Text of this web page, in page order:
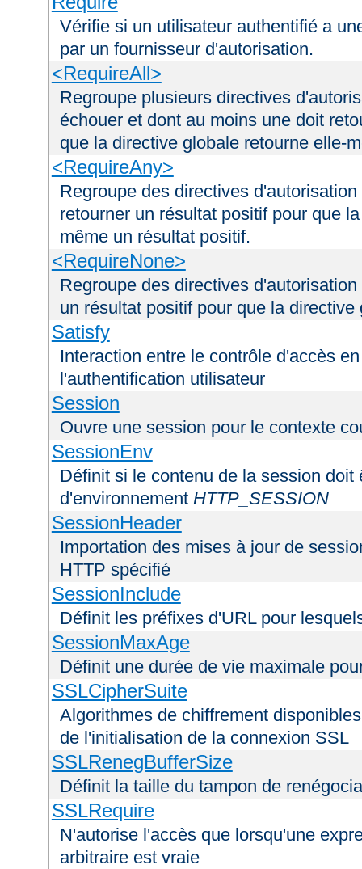
Vérifie si un utilisateur authentifié a
par un fournisseur d'autorisation.
<RequireAll>
Regroupe plusieurs directives
échouer et dont au moins une doit
que la directive globale retourne elle-
<RequireAny>
Regroupe des directives
retourner un résultat positif pour que
même un résultat positif.
<RequireNone>
Regroupe des directives
un résultat positif pour que la
Satisfy
Interaction entre le contrôle d'accès
l'authentification utilisateur
Session
Ouvre une session pour le contexte
SessionEnv
Définit si le contenu de la session
d'environnement HTTP_SESSION
SessionHeader
Importation des mises à jour de
HTTP spécifié
SessionInclude
Définit les préfixes d'URL pour
SessionMaxAge
Définit une durée de vie maximale
SSLCipherSuite
Algorithmes de chiffrement
de l'initialisation de la connexion SSL
SSLRenegBufferSize
Définit la taille du tampon de
SSLRequire
N'autorise l'accès que lorsqu'une
arbitraire est vraie